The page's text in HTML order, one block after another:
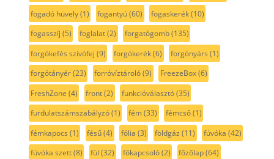
fogadó hüvely(1) fogantyú(60) fogaskerék(10)
fogasszíj (5) foglalat(2) forgatógomb(135)
forgókefés szívófej (9) forgókerék(6) forgónyárs (1)
forgótányér(23) forróvíztároló(9) FreezeBox(6)
FreshZone (4) front(2) funkcióválasztó(35)
furdulatszámszabályzó(1) fém(33) fémcső(1)
fémkapocs (1) fésű(4) fólia (3) földgáz (11) fúvóka (42)
fúvóka szett(8) fül (32) főkapcsoló(2) főzőlap(64)